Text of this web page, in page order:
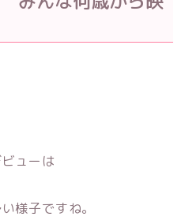
ューは
様子ですね。